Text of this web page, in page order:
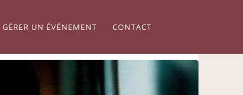
GÉRER UN ÉVÉNEMENT CONTACT